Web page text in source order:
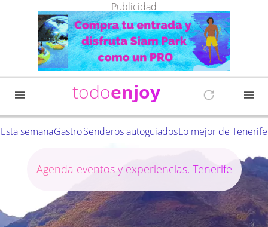
Publicidad
todoenjoy
Esta semanaGastroSenderos autoguiadosLo mejor de Tenerife
Agenda eventos y experiencias, Tenerife